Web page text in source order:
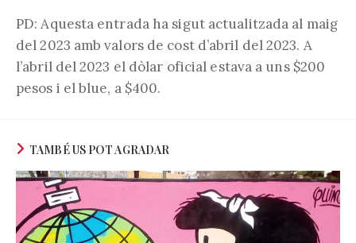
PD: Aquesta entrada ha sigut actualitzada al maig
del 2023 amb valors de cost d’abril del 2023. A
l’abril del 2023 el dòlar oficial estava a uns $200
pesos i el blue, a $400.
TAMBÉ US POT AGRADAR